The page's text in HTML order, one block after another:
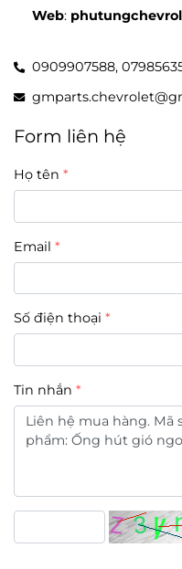
Web:
0909907588,
Form liên hệ
Họ tên
Email
Số điện thoại
Tin nhắn